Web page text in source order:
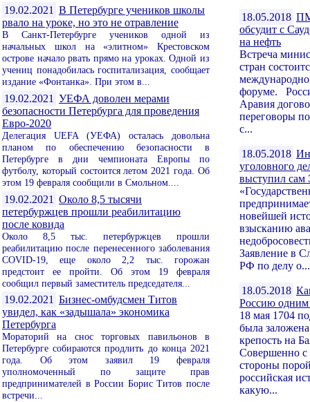
19.02.2021 В Петербурге учеников школы
рвало на уроке, но это не отравление
В Санкт-Петербурге учеников одной из
начальных школ на «элитном» Крестовском
острове начало рвать прямо на уроках. Одной из
учениц понадобилась госпитализация, сообщает
издание «Фонтанка». При этом в...
19.02.2021 УЕФА доволен мерами
безопасности Петербурга для проведения
Евро-2020
Делегация UEFA (УЕФА) осталась довольна
планом по обеспечению безопасности в
Петербурге в дни чемпионата Европы по
футболу, который состоится летом 2021 года. Об
этом 19 февраля сообщили в Смольном....
19.02.2021 Около 8,5 тысячи
петербуржцев прошли реабилитацию
после ковида
Около 8,5 тыс. петербуржцев прошли
реабилитацию после перенесенного заболевания
COVID-19, еще около 2,2 тыс. горожан
предстоит ее пройти. Об этом 19 февраля
сообщил первый заместитель председателя...
19.02.2021 Бизнес-омбудсмен Титов
увидел, как «задышала» экономика
Петербурга
Мораторий на снос торговых павильонов в
Петербурге собираются продлить до конца 2021
года. Об этом заявил 19 февраля
уполномоченный по защите прав
предпринимателей в России Борис Титов после
встречи...
18.05.2018
обсудит с
на нефть
Встреча
стран
форуме.
Аравия
переговоры
с...
18.05.2018
уголовного
выступил
новейшей
взысканию
Заявление в
РФ по делу о...
18.05.2018
Россию
18 мая 1704
была
крепость на
Совершенно
стороны
российская
какую...